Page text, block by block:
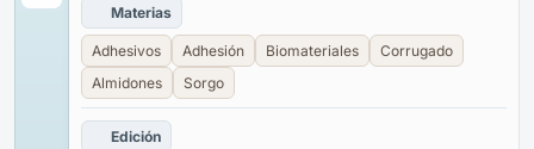
Materias
Adhesivos Adhesión Biomateriales
Corrugado
Almidones
Sorgo
Edición